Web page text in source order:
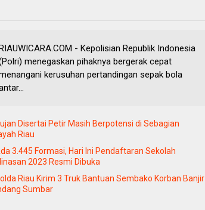
- Kepolisian Republik Indonesia
menegaskan pihaknya bergerak cepat
kerusuhan pertandingan sepak bola
Disertai Petir Masih Berpotensi di Sebagian
Riau
3.445 Formasi, Hari Ini Pendaftaran Sekolah
2023 Resmi Dibuka
Riau Kirim 3 Truk Bantuan Sembako Korban Banjir
Sumbar